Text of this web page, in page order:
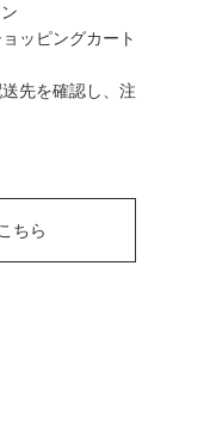
ッピングカート
先を確認し、注
ちら